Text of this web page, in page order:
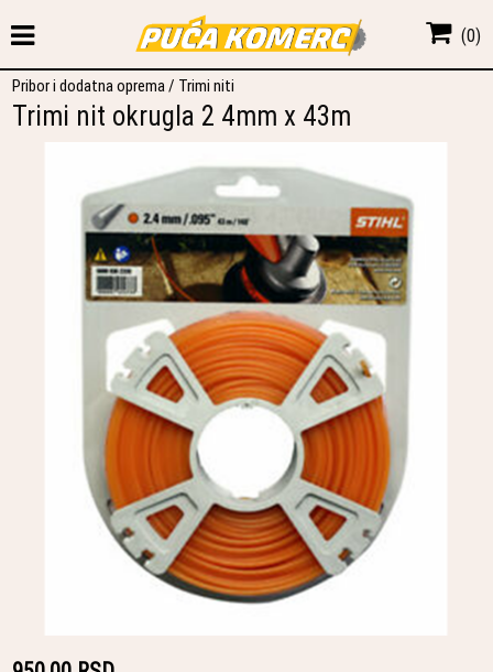
(0)
Pribor i dodatna oprema/ Trimi niti
Trimi nit okrugla 2 4mm x 43m